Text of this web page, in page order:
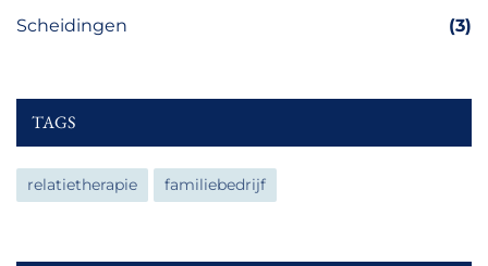
Scheidingen
(3)
TAGS
relatietherapie familiebedrijf